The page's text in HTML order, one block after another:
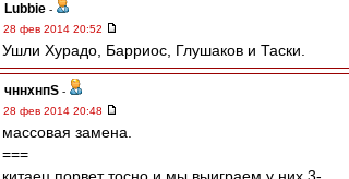
Lubbie -
28 фев 2014 20:52
Ушли Хурадо, Барриос, Глушаков и Таски.
чннхнпS -
28 фев 2014 20:48
массовая замена.
===